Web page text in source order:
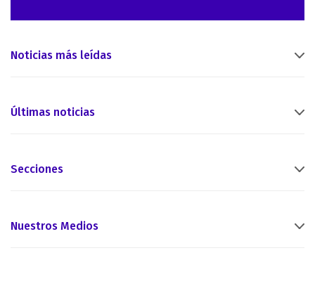
Noticias más leídas
Últimas noticias
Secciones
Nuestros Medios